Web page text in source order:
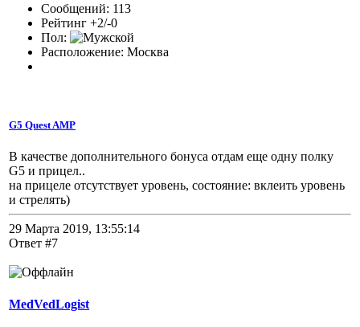
Сообщений: 113
Рейтинг +2/-0
Пол:
Расположение: Москва
G5 Quest AMP
В качестве дополнительного бонуса отдам еще одну полку
G5 и прицел..
на прицеле отсутствует уровень, состояние: вклеить уровень
и стрелять)
29 Марта 2019, 13:55:14
Ответ #7
MedVedLogist